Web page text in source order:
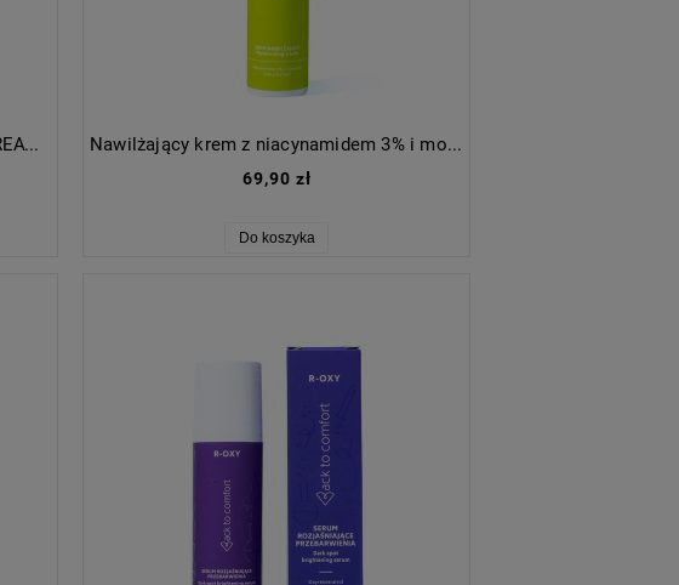
Nawilżający krem z mocznikiem 5% UREAVIT Nawilżający krem z niacynamidem 3% i mocznikiem 5%
69,90 zł
Do koszyka